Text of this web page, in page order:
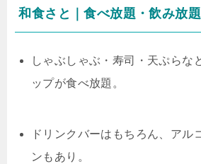
和食さと｜食べ放題・飲み放
しゃぶしゃぶ・寿司・天ぷらな
ップが食べ放題。
ドリンクバーはもちろん、アル
ンもあり。